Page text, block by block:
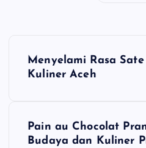
NMenyelami Rasa
Kuliner Aceh
Pain au Chocolat
Budaya dan Kuliner